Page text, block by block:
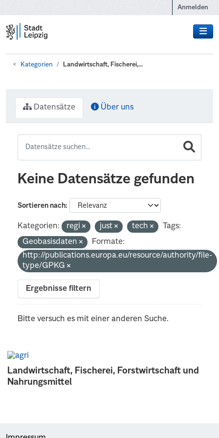
Anmelden
Kategorien Landwirtschaft, Fischerei,...
Landwirtschaft, Fischerei, Forstwirtschaft und
Nahrungsmittel
Datensätze Über uns
Keine Datensätze gefunden
Sortieren nach
Kategorien: regi just tech
Tags:
Geobasisdaten
Formate:
http://publications.europa.eu/resource/authority/file-
type/GPKG
Ergebnisse filtern
Bitte versuch es mit einer anderen Suche.